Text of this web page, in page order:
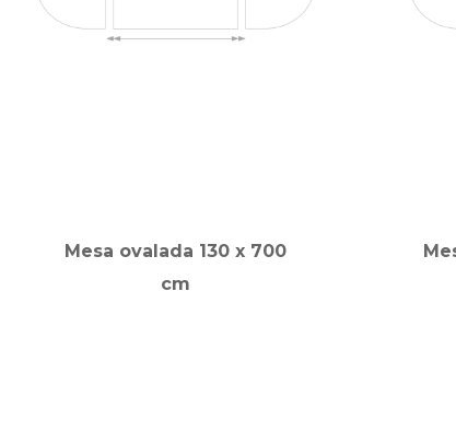
Mesa ovalada 130 x 700
cm